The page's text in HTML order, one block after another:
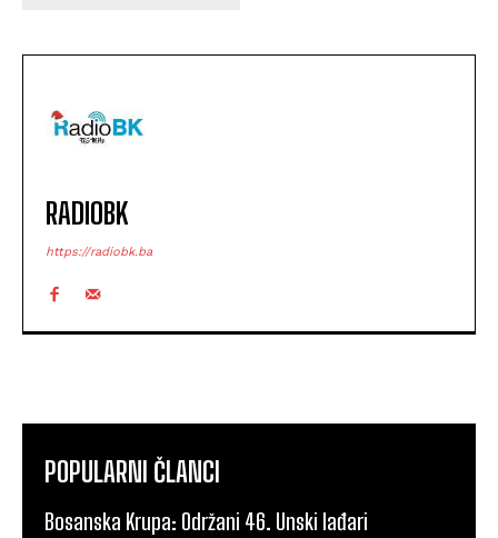
RADIOBK
https://radiobk.ba
POPULARNI ČLANCI
Bosanska Krupa: Održani 46. Unski lađari